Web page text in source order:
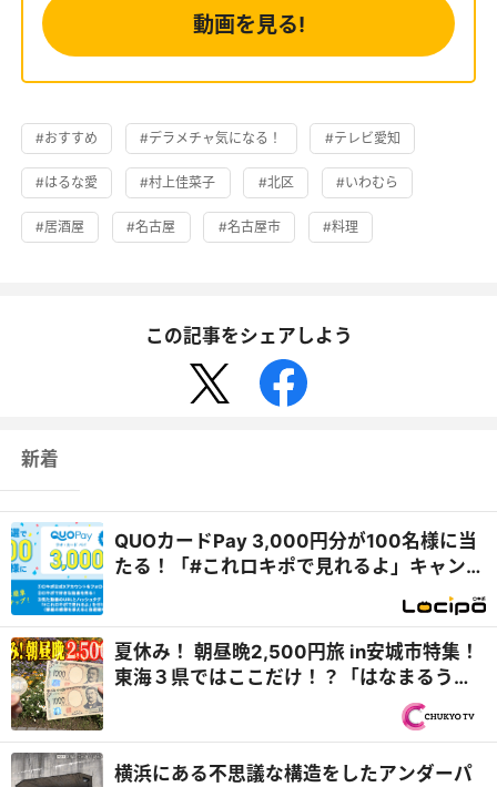
動画を見る!
#おすすめ #デラメチャ気になる！ #テレビ愛知
#はるな愛 #村上佳菜子 #北区 #いわむら
#居酒屋 #名古屋 #名古屋市 #料理
この記事をシェアしよう
新着
QUOカードPay 3,000円分が100名様に当
たる！「#これロキポで見れるよ」キャンペ
夏休み！ 朝昼晩2,500円旅 in安城市特集！
東海３県ではここだけ！？「はなまるうど
横浜にある不思議な構造をしたアンダーパ